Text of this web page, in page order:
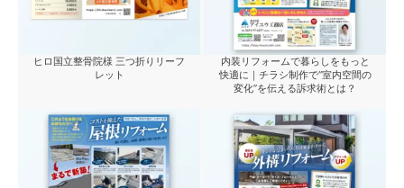
ヒロ国立整骨院様 三つ折りリーフ
レット
内装リフォームで暮らしをもっと
快適に｜チラシ制作で“室内空間の
変化”を伝える訴求術とは？